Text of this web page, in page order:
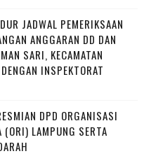
JADWAL PEMERIKSAAN
ANGGARAN DD DAN
SARI, KECAMATAN
INSPEKTORAT
DPD ORGANISASI
(ORI) LAMPUNG SERTA